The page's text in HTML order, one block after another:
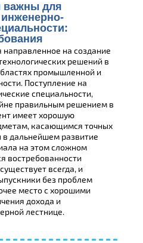
важны для
на создание
решений в
промышленной и
Поступление на
специальности,
правильным решением в
имеет хорошую
касающимся точных
в дальнейшем развитие
на этом сложном
востребованности
всегда, и
без проблем
место с хорошими
дохода и
лестнице.